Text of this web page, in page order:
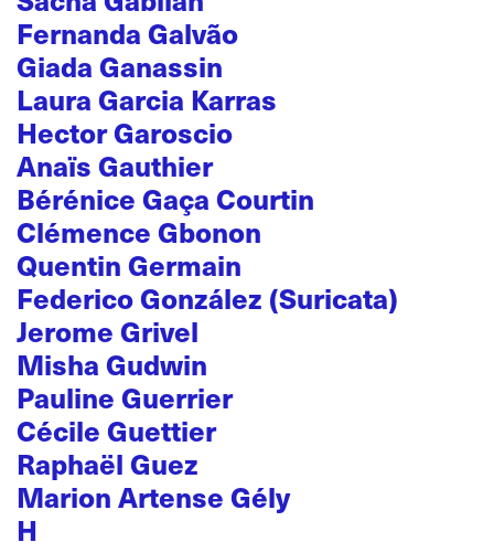
Fernanda Galvão
Giada Ganassin
Laura Garcia Karras
Hector Garoscio
Anaïs Gauthier
Bérénice Gaça Courtin
Clémence Gbonon
Quentin Germain
Federico González (Suricata)
Jerome Grivel
Misha Gudwin
Pauline Guerrier
Cécile Guettier
Raphaël Guez
Marion Artense Gély
H